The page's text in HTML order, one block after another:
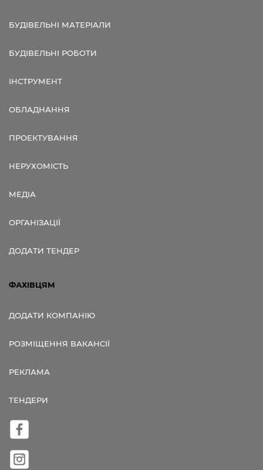
БУДІВЕЛЬНІ МАТЕРІАЛИ
БУДІВЕЛЬНІ РОБОТИ
ІНСТРУМЕНТ
ОБЛАДНАННЯ
ПРОЕКТУВАННЯ
НЕРУХОМІСТЬ
МЕДІА
ОРГАНІЗАЦІЇ
ДОДАТИ ТЕНДЕР
ФАХІВЦЯМ
ДОДАТИ КОМПАНІЮ
РОЗМІЩЕННЯ ВАКАНСІЇ
РЕКЛАМА
ТЕНДЕРИ